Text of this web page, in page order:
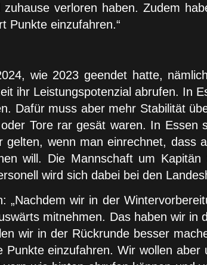
verloren haben. Zudem
Punkte einzufahren.“
wie 2023 geendet hatte,
ihr Leistungspotenzial abrufen. In
Dafür muss aber mehr Stabilität
Tore rar gesät waren. In
wenn man einrechnet,
will. Die Mannschaft um
wird sich dabei bei den
„Nachdem wir in der
mitnehmen. Das haben wir
wir in der Rückrunde besser
einzufahren. Wir wollen